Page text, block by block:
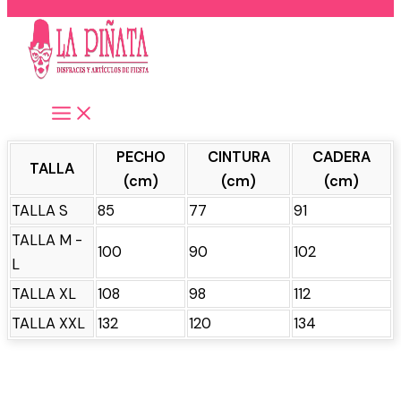
TALLA
PECHO
(cm)
CINTURA
(cm)
CADERA
(cm)
TALLA S
85 77
91
TALLA M -
L
100 90 102
TALLA XL 108 98
112
TALLA XXL
132 120 134